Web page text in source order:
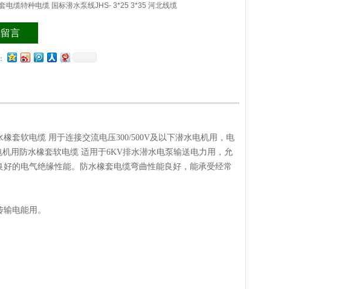
电缆特种电缆 国标潜水泵线JHS- 3*25 3*35 河北线缆
言
套软电缆 用于连接交流电压300/500V及以下潜水电机用，电
用防水橡套软电缆 适用于6KV排水潜水电泵输送电力用，允
的电气绝缘性能。防水橡套电缆弯曲性能良好，能承受经常
电能用。